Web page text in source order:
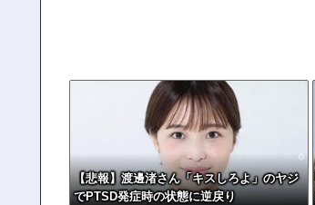
【悲報】渡邊渚さん「キスしろよ」のヤジ
でPTSD発症時の状態に逆戻り